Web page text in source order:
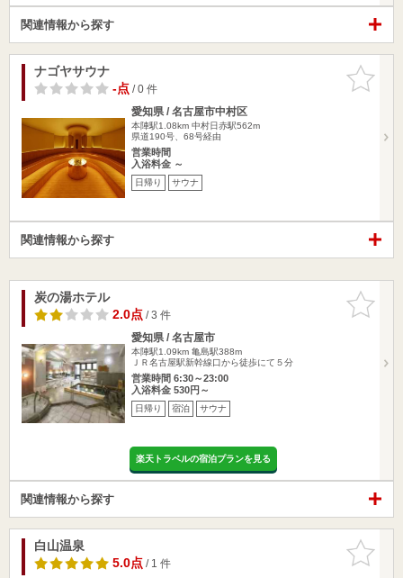
関連情報から探す
お気に入
りに追加
ナゴヤサウナ
-点/ 0 件
愛知県 / 名古屋市中村区
本陣駅1.08km 中村日赤駅562m
県道190号、68号経由
営業時間
入浴料金 ～
日帰り サウナ
関連情報から探す
お気に入
りに追加
炭の湯ホテル
2.0点/ 3 件
愛知県 / 名古屋市
本陣駅1.09km 亀島駅388m
ＪＲ名古屋駅新幹線口から徒歩にて５分
営業時間 6:30～23:00
入浴料金 530円～
日帰り 宿泊 サウナ
楽天トラベルの宿泊プランを見る
関連情報から探す
お気に入
りに追加
白山温泉
5.0点/ 1 件